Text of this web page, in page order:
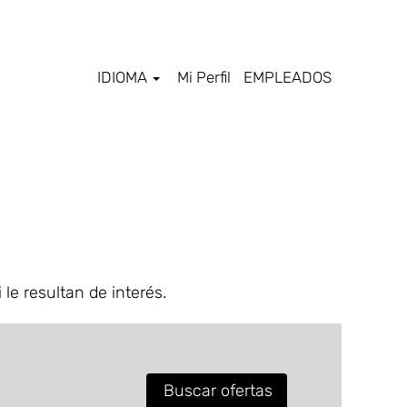
IDIOMA Mi Perfil EMPLEADOS
resultan de interés.